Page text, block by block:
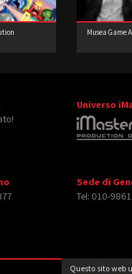
Questo sito web
Musea Game
Universo
Sede di
Tel: 010-